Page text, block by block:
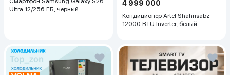
Ultra 12/256 ГБ, черный
4 999 000
Кондиционер Artel Shahrisabz
12000 BTU Inverter, белый